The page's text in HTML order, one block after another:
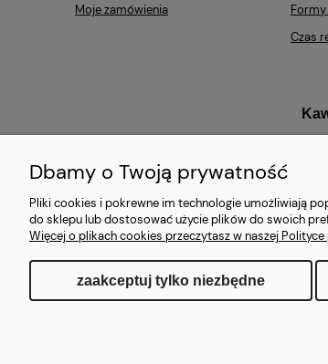
Moje zamówienia
Formy
Czas
Największy
Dbamy o Twoją prywatność
Pliki cookies i pokrewne im technologie umożliwiają
do sklepu lub dostosować użycie plików do swoich
Więcej o plikach cookies przeczytasz w naszej
zaakceptuj tylko niezbędne